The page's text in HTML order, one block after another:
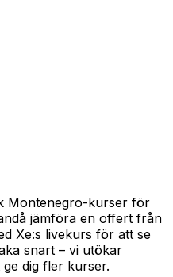
Montenegro-kurser för
jämföra en offert från
Xe:s livekurs för att se
snart – vi utökar
dig fler kurser.